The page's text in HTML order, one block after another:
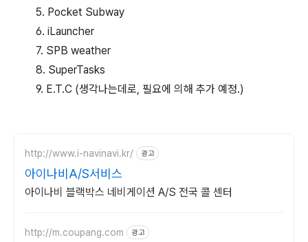
5. Pocket Subway
6. iLauncher
7. SPB weather
8. SuperTasks
9. E.T.C (생각나는데로, 필요에 의해 추가 예정.)
http://www.i-navinavi.kr/ 광고
아이나비A/S서비스
아이나비 블랙박스 네비게이션 A/S 전국 콜 센터
http://m.coupang.com 광고